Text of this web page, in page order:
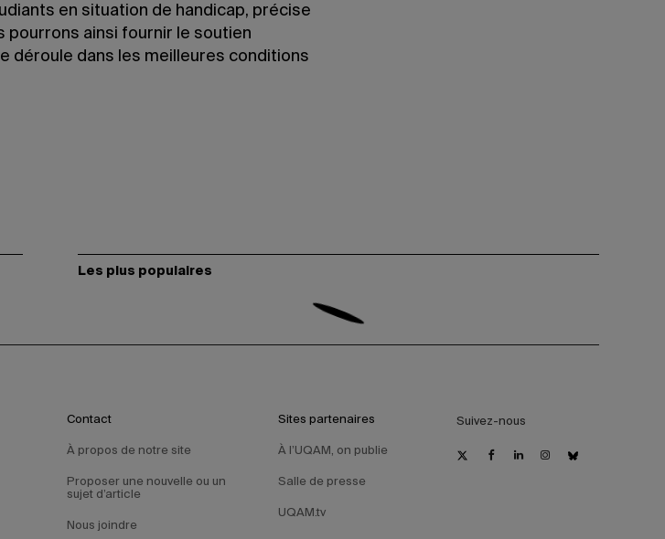
en situation de handicap, précise
pourrons ainsi fournir le soutien
déroule dans les meilleures conditions
Les plus populaires
Contact
À propos de notre site
Proposer une nouvelle ou un
sujet d’article
Nous joindre
Sites partenaires
À l’UQAM, on publie
Salle de presse
UQAM.tv
Suivez-nous